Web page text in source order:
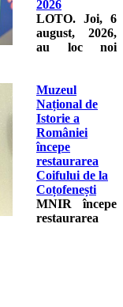
2026
LOTO. Joi, 6
august, 2026,
au loc noi
Muzeul
Național de
Istorie a
României
începe
restaurarea
Coifului de la
Coțofenești
MNIR începe
restaurarea